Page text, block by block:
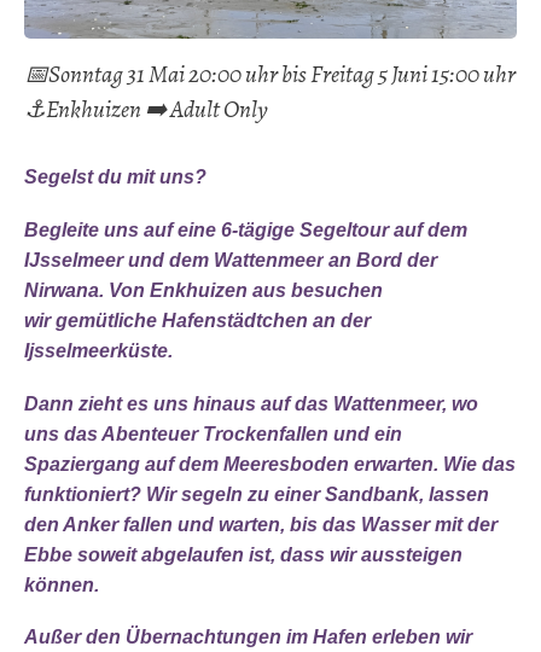
📅Sonntag 31 Mai 20:00 uhr bis Freitag 5 Juni 15:00 uhr
⚓️Enkhuizen ➡️ Adult Only
Segelst du mit uns?
Begleite uns auf eine 6-tägige Segeltour auf dem
IJsselmeer und dem Wattenmeer an Bord der
Nirwana. Von Enkhuizen aus besuchen
wirgemütliche Hafenstädtchen an der
Ijsselmeerküste.
Dann zieht es uns hinaus auf das Wattenmeer, wo
uns das Abenteuer Trockenfallen und ein
Spaziergang auf dem Meeresboden erwarten. Wie das
funktioniert? Wir segeln zu einer Sandbank, lassen
den Anker fallen und warten, bis das Wasser mit der
Ebbe soweit abgelaufen ist, dass wir aussteigen
können.
Außer den Übernachtungen im Hafen erleben wir